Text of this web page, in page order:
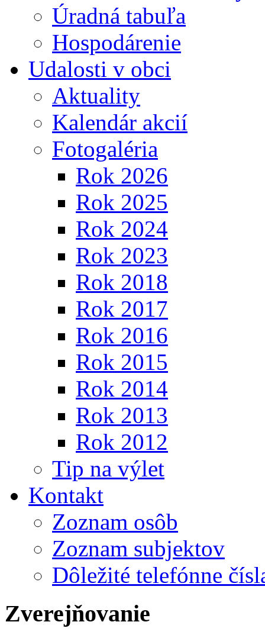
Úradná tabuľa
Hospodárenie
Udalosti v obci
Aktuality
Kalendár akcií
Fotogaléria
Rok 2026
Rok 2025
Rok 2024
Rok 2023
Rok 2018
Rok 2017
Rok 2016
Rok 2015
Rok 2014
Rok 2013
Rok 2012
Tip na výlet
Kontakt
Zoznam osôb
Zoznam subjektov
Dôležité telefónne
Zverejňovanie